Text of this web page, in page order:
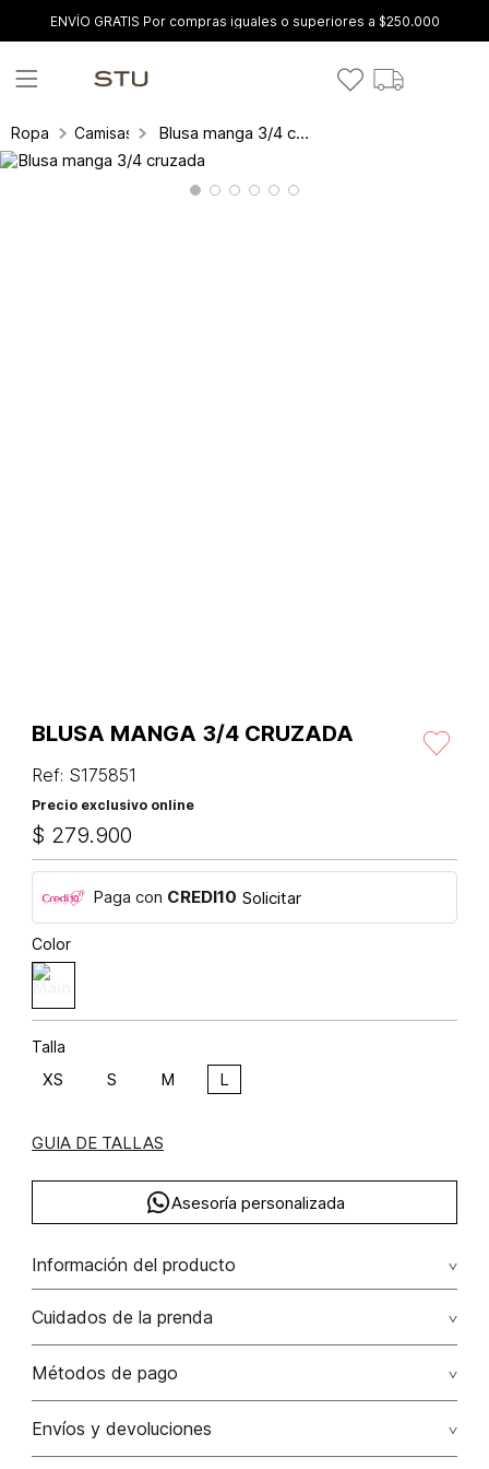
ENVÍO GRATIS Por compras iguales o superiores a $250.000
Ropa Camisas y blusas Blusa manga 3/4 cruzada
BLUSA MANGA 3/4 CRUZADA
Ref: S175851
Precio exclusivo online
$ 279.900
Paga con CREDI10 Solicitar
Color
Talla
XS S M L
GUIA DE TALLAS
Asesoría personalizada
Información del producto
F47-aries party poliéster 99% elastano 1% 99.00%
poliéster/polyester1.00% elastano/elastane
Cuidados de la prenda
No dejar en remojo /lavar por separado / no utilizar
No usar lejia
Métodos de pago
Tarjetas de crédito: Visa, Dinners, Master Card y American
Envíos y devoluciones